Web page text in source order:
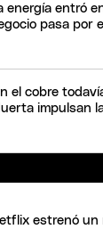
energía entró
pasa por
el cobre
impulsan
estrenó un